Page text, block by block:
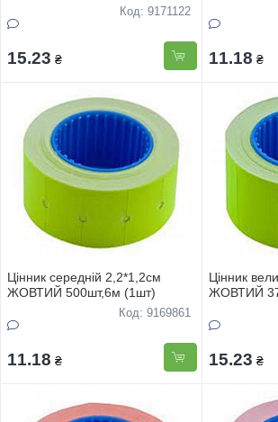
Код: 9171122
15.23 ₴ 11.18 ₴
Цінник середнiй 2,2*1,2см
ЖОВТИЙ 500шт,6м (1шт)
Код: 9169861
11.18 ₴
Цінник
ЖОВТИЙ
15.23 ₴